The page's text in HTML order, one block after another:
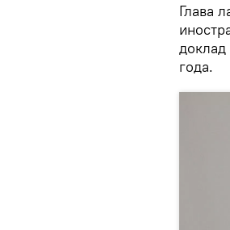
Глава
года.